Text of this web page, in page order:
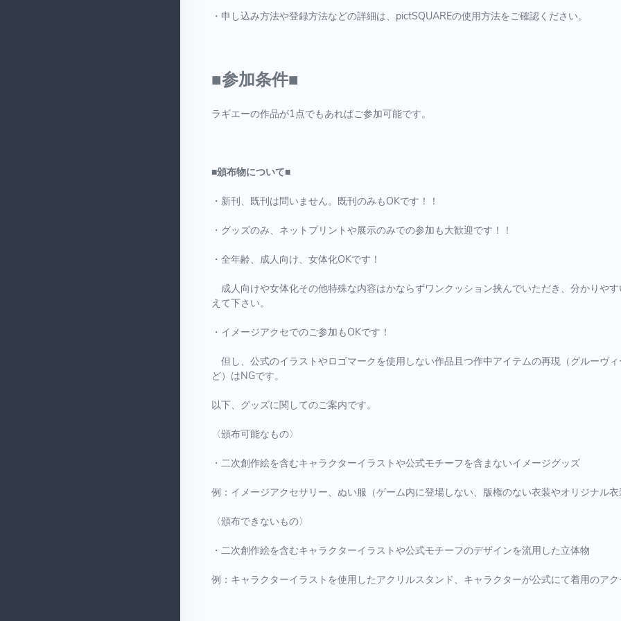
・申し込み方法や登録方法などの詳細は、pictSQUAREの使用方法をご確認ください。
■参加条件■
ラギエーの作品が1点でもあればご参加可能です。
■頒布物について■
・新刊、既刊は問いません。既刊のみもOKです！！
・グッズのみ、ネットプリントや展示のみでの参加も大歓迎です！！
・全年齢、成人向け、女体化OKです！
成人向けや女体化その他特殊な内容はかならずワンクッション挟んでいただき、分かりや
えて下さい。
・イメージアクセでのご参加もOKです！
但し、公式のイラストやロゴマークを使用しない作品且つ作中アイテムの再現（グルーヴ
ど）はNGです。
以下、グッズに関してのご案内です。
〈頒布可能なもの〉
・二次創作絵を含むキャラクターイラストや公式モチーフを含まないイメージグッズ
例：イメージアクセサリー、ぬい服（ゲーム内に登場しない、版権のない衣装やオリジナル
〈頒布できないもの〉
・二次創作絵を含むキャラクターイラストや公式モチーフのデザインを流用した立体物
例：キャラクターイラストを使用したアクリルスタンド、キャラクターが公式にて着用のア